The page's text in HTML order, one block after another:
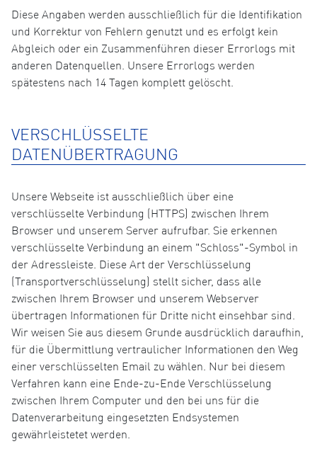
Diese Angaben werden ausschließlich für die Identifikation
und Korrektur von Fehlern genutzt und es erfolgt kein
Abgleich oder ein Zusammenführen dieser Errorlogs mit
anderen Datenquellen. Unsere Errorlogs werden
spätestens nach 14 Tagen komplett gelöscht.
VERSCHLÜSSELTE
DATENÜBERTRAGUNG
Unsere Webseite ist ausschließlich über eine
verschlüsselte Verbindung (HTTPS) zwischen Ihrem
Browser und unserem Server aufrufbar. Sie erkennen
verschlüsselte Verbindung an einem "Schloss"-Symbol in
der Adressleiste. Diese Art der Verschlüsselung
(Transportverschlüsselung) stellt sicher, dass alle
zwischen Ihrem Browser und unserem Webserver
übertragen Informationen für Dritte nicht einsehbar sind.
Wir weisen Sie aus diesem Grunde ausdrücklich daraufhin,
für die Übermittlung vertraulicher Informationen den Weg
einer verschlüsselten Email zu wählen. Nur bei diesem
Verfahren kann eine Ende-zu-Ende Verschlüsselung
zwischen Ihrem Computer und den bei uns für die
Datenverarbeitung eingesetzten Endsystemen
gewährleistetet werden.